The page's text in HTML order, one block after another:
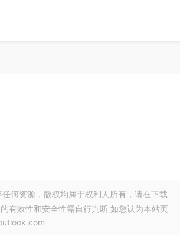
何资源，版权均属于权利人所有，请在下载
有效性和安全性需自行判断 如您认为本站页